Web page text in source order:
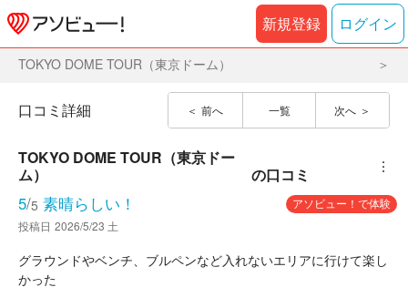
新規登録 ログイン
TOKYO DOME TOUR（東京ドーム）
前へ 一覧 次へ
口コミ詳細
TOKYO DOME TOUR（東京ドー
ム）
の口コミ ︙
5/5 素晴らしい！
アソビュー！で体験
投稿日 2026/5/23 土
グラウンドやベンチ、ブルペンなど入れないエリアに行けて楽し
かった